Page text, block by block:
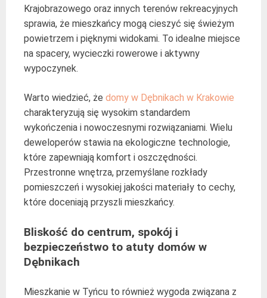
Krajobrazowego oraz innych terenów rekreacyjnych
sprawia, że mieszkańcy mogą cieszyć się świeżym
powietrzem i pięknymi widokami. To idealne miejsce
na spacery, wycieczki rowerowe i aktywny
wypoczynek.
Warto wiedzieć, że domy w Dębnikach w Krakowie
charakteryzują się wysokim standardem
wykończenia i nowoczesnymi rozwiązaniami. Wielu
deweloperów stawia na ekologiczne technologie,
które zapewniają komfort i oszczędności.
Przestronne wnętrza, przemyślane rozkłady
pomieszczeń i wysokiej jakości materiały to cechy,
które doceniają przyszli mieszkańcy.
Bliskość do centrum, spokój i
bezpieczeństwo to atuty domów w
Dębnikach
Mieszkanie w Tyńcu to również wygoda związana z